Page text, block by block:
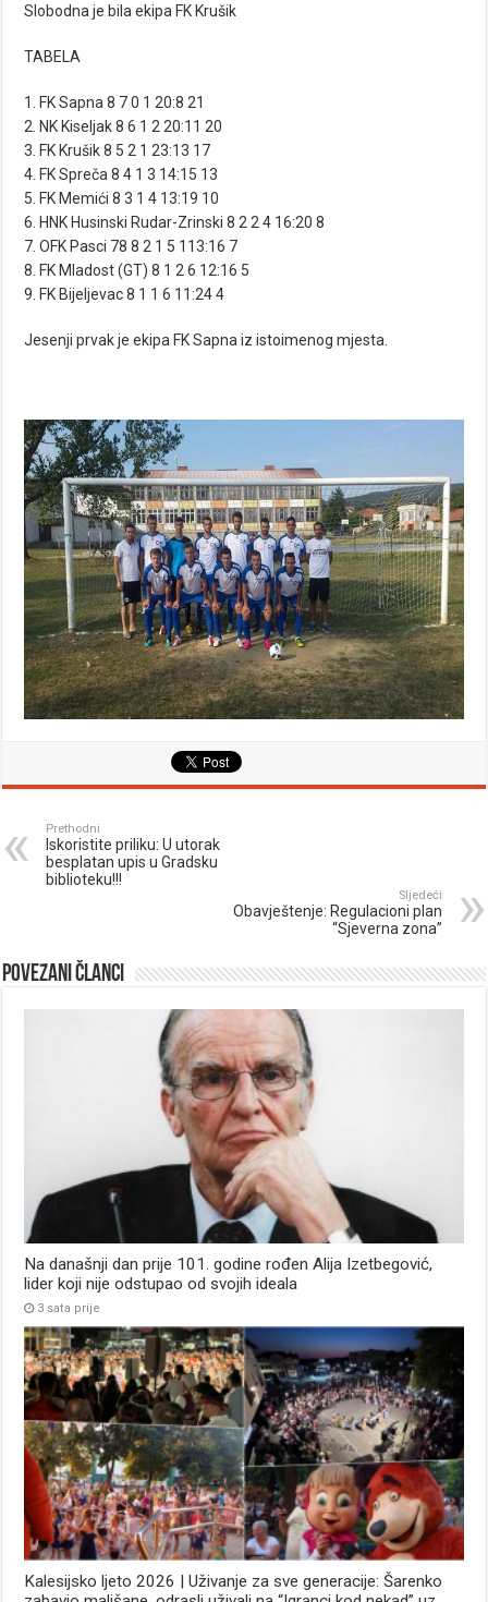
Slobodna je bila ekipa FK Krušik
TABELA
1. FK Sapna 8 7 0 1 20:8 21
2. NK Kiseljak 8 6 1 2 20:11 20
3. FK Krušik 8 5 2 1 23:13 17
4. FK Spreča 8 4 1 3 14:15 13
5. FK Memići 8 3 1 4 13:19 10
6. HNK Husinski Rudar-Zrinski 8 2 2 4 16:20 8
7. OFK Pasci 78 8 2 1 5 113:16 7
8. FK Mladost (GT) 8 1 2 6 12:16 5
9. FK Bijeljevac 8 1 1 6 11:24 4
Jesenji prvak je ekipa FK Sapna iz istoimenog mjesta.
Prethodni
Iskoristite priliku: U utorak
besplatan upis u Gradsku
biblioteku!!!
Sljedeći
Obavještenje: Regulacioni plan
“Sjeverna zona”
Povezani članci
Na današnji dan prije 101. godine rođen Alija Izetbegović,
lider koji nije odstupao od svojih ideala
3 sata prije
Kalesijsko ljeto 2026 | Uživanje za sve generacije: Šarenko